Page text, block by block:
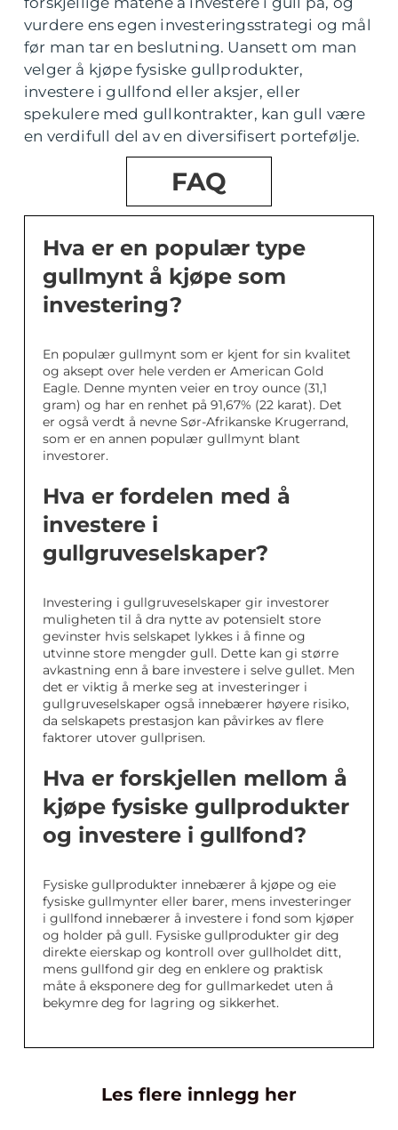
vurdere ens egen investeringsstrategi og mål
før man tar en beslutning. Uansett om man
velger å kjøpe fysiske gullprodukter,
investere i gullfond eller aksjer, eller
spekulere med gullkontrakter, kan gull være
en verdifull del av en diversifisert portefølje.
FAQ
Hva er en populær type
gullmynt å kjøpe som
investering?
En populær gullmynt som er kjent for sin kvalitet
og aksept over hele verden er American Gold
Eagle. Denne mynten veier en troy ounce (31,1
gram) og har en renhet på 91,67% (22 karat). Det
er også verdt å nevne Sør-Afrikanske Krugerrand,
som er en annen populær gullmynt blant
investorer.
Hva er fordelen med å
investere i
gullgruveselskaper?
Investering i gullgruveselskaper gir investorer
muligheten til å dra nytte av potensielt store
gevinster hvis selskapet lykkes i å finne og
utvinne store mengder gull. Dette kan gi større
avkastning enn å bare investere i selve gullet. Men
det er viktig å merke seg at investeringer i
gullgruveselskaper også innebærer høyere risiko,
da selskapets prestasjon kan påvirkes av flere
faktorer utover gullprisen.
Hva er forskjellen mellom å
kjøpe fysiske gullprodukter
og investere i gullfond?
Fysiske gullprodukter innebærer å kjøpe og eie
fysiske gullmynter eller barer, mens investeringer
i gullfond innebærer å investere i fond som kjøper
og holder på gull. Fysiske gullprodukter gir deg
direkte eierskap og kontroll over gullholdet ditt,
mens gullfond gir deg en enklere og praktisk
måte å eksponere deg for gullmarkedet uten å
bekymre deg for lagring og sikkerhet.
Les flere innlegg her